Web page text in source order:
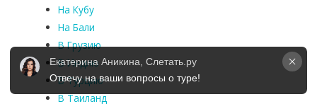
На Кубу
На Бали
В Грузию
В Индию
В Турцию
В Таиланд
Екатерина Аникина, Слетать.ру
Отвечу на ваши вопросы о туре!